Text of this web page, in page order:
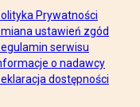
Prywatności
ustawień zgód
serwisu
o nadawcy
dostępności